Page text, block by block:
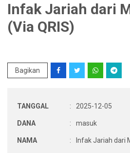
Infak Jariah dari
(Via QRIS)
Bagikan
TANGGAL : 2025-12-05
DANA : masuk
NAMA : Infak Jariah dari